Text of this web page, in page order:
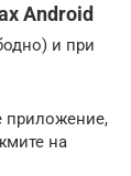
Android
и при
приложение,
на